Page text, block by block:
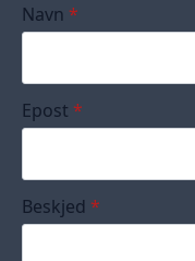
Navn *
Epost *
Beskjed *